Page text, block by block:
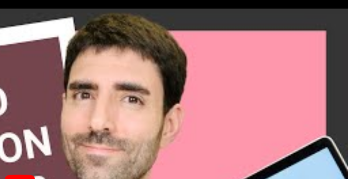
para publicar mi campaña ? … Gracias
(producto o servicio) que quieras
ejemplo, piensas enviar las recompensas a
un modelo de negocio), podrías trabajar con